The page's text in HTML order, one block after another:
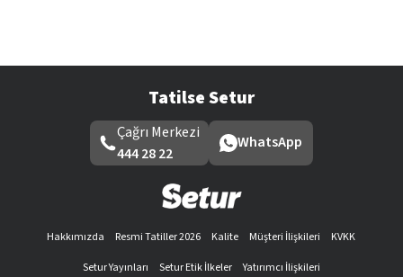
Tatilse Setur
Çağrı Merkezi
444 28 22
WhatsApp
Hakkımızda Resmi Tatiller 2026 Kalite Müşteri İlişkileri
KVKK
Setur Yayınları
Setur Etik İlkeler
Yatırımcı İlişkileri